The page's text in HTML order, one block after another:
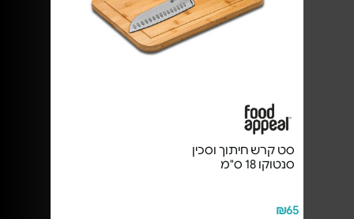
סט קרש חיתוך וסכין
סנטוקו 18 ס"מ
₪65